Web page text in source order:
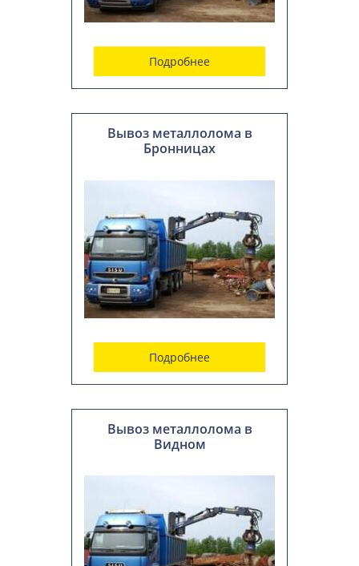
Подробнее
Вывоз металлолома в
Бронницах
Подробнее
Вывоз металлолома в
Видном